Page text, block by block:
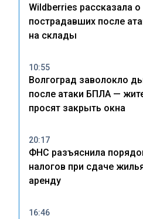
Wildberries рассказала о
пострадавших после
на склады
10:55
Волгоград заволокло
после атаки БПЛА —
просят закрыть окна
20:17
ФНС разъяснила
налогов при сдаче
аренду
16:46